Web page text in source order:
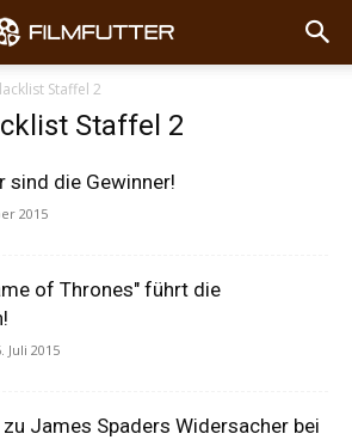
Staffel 2
Staffel 2
sind die Gewinner!
2015
of Thrones" führt die
Juli 2015
James Spaders Widersacher bei